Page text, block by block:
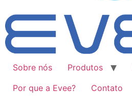
Sobre nós Produtos
Por que a Evee?
Contato